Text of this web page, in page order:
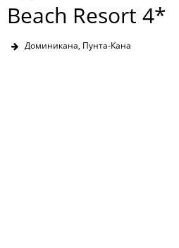
Beach Resort 4*
Доминикана, Пунта-Кана